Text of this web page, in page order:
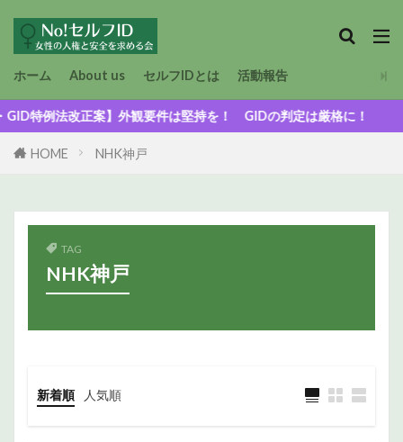
ホーム About us セルフIDとは 活動報告
例法改正案】外観要件は堅持を！ GIDの判定は厳格に！
HOME NHK神戸
TAG
NHK神戸
新着順 人気順